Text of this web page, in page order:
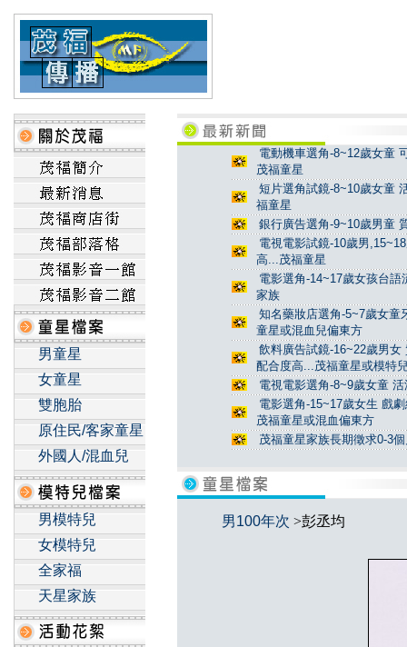
男童星
女童星
雙胞胎
原住民/客家童星
外國人/混血兒
男模特兒
女模特兒
全家福
天星家族
電動機車選角-8~12歲女童
茂福童星
短片選角試鏡-8~10歲女童
福童星
銀行廣告選角-9~10歲男童
電視電影試鏡-10歲男
高...茂福童星
電影選角-14~17歲女孩台
家族
知名藥妝店選角-5~7歲女童
童星或混血兒偏東方
飲料廣告試鏡-16~22歲男
配合度高...茂福童星或模特
電視電影選角-8~9歲女童
電影選角-15~17歲女生 戲
茂福童星或混血偏東方
茂福童星家族長期徵求0-3
男100年次 >彭丞均